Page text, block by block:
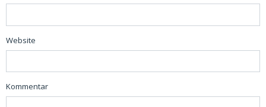
Website
Kommentar